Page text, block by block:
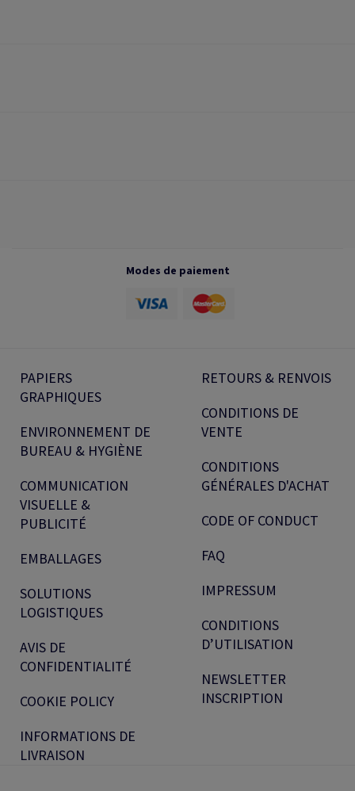
Modes de paiement
PAPIERS
GRAPHIQUES
ENVIRONNEMENT DE
BUREAU & HYGIÈNE
COMMUNICATION
VISUELLE &
PUBLICITÉ
EMBALLAGES
SOLUTIONS
LOGISTIQUES
AVIS DE
CONFIDENTIALITÉ
COOKIE POLICY
INFORMATIONS DE
LIVRAISON
RETOURS & RENVOIS
CONDITIONS DE
VENTE
CONDITIONS
GÉNÉRALES D'ACHAT
CODE OF CONDUCT
FAQ
IMPRESSUM
CONDITIONS
D’UTILISATION
NEWSLETTER
INSCRIPTION